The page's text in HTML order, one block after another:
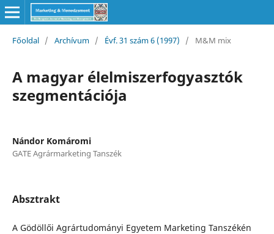
Főoldal / Archívum / Évf. 31 szám 6 (1997) / M&M mix
A magyar élelmiszerfogyasztók
szegmentációja
Nándor Komáromi
GATE Agrármarketing Tanszék
Absztrakt
A Gödöllői Agrártudományi Egyetem Marketing Tanszékén